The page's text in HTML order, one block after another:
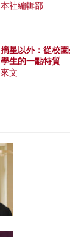
本社編輯部
摘星以外：從校
學生的一點特質
來文